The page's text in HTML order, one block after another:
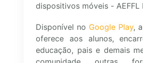
dispositivos móveis - AEFFL
Disponível no Google Play,
oferece aos alunos,
educação, pais e demais